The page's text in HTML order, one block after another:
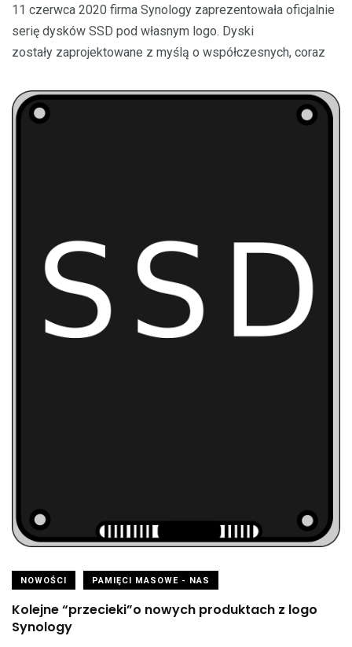
11 czerwca 2020 firma Synology zaprezentowała oficjalnie
serię dysków SSD pod własnym logo. Dyski
zostały zaprojektowane z myślą o współczesnych, coraz
NOWOŚCI PAMIĘCI MASOWE - NAS
Kolejne “przecieki”o nowych produktach z logo
Synology